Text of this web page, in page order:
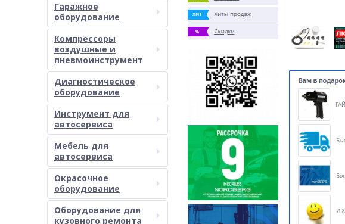
Гаражное
оборудование
Компрессоры
воздушные и
пневмоинструмент
Диагностическое
оборудование
Инструмент для
автосервиса
Мебель для
автосервиса
Окрасочное
оборудование
Оборудование для
кузовного ремонта